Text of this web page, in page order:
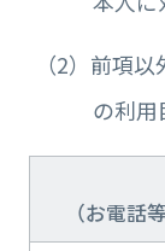
（2）前項
の利用
（お電話